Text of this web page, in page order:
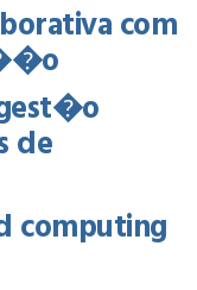
com
de
computing